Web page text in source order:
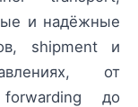
и надёжные
shipment и
от
до